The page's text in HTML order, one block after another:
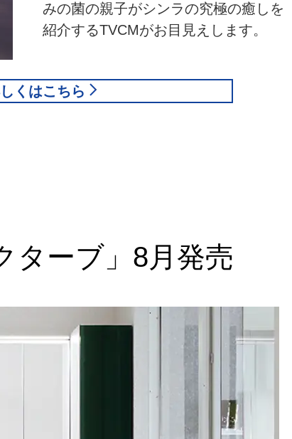
みの菌の親子がシンラの究極の癒しを
紹介するTVCMがお目見えします。
くはこちら
ターブ」8月発売